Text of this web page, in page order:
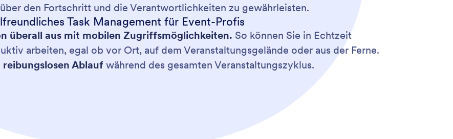
den Fortschritt und die Verantwortlichkeiten zu gewährleisten.
Task Management für Event-Profis
überall aus mit mobilen Zugriffsmöglichkeiten. So können Sie in Echtzeit
arbeiten, egal ob vor Ort, auf dem Veranstaltungsgelände oder aus der Ferne.
Ablaufwährend des gesamten Veranstaltungszyklus.